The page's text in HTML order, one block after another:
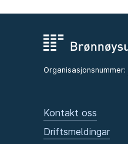
Organisasjonsnummer:
Kontakt oss
Driftsmeldingar